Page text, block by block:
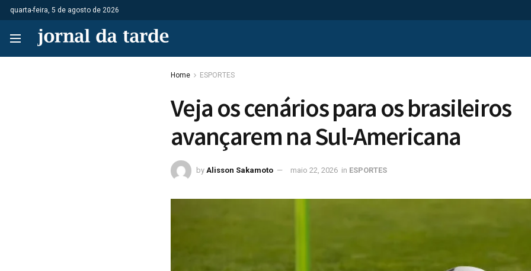
quarta-feira, 5 de agosto de 2026
Home ESPORTES
Veja os cenários para os brasileiros
avançarem na Sul-Americana
by Alisson Sakamoto maio 22, 2026 in ESPORTES